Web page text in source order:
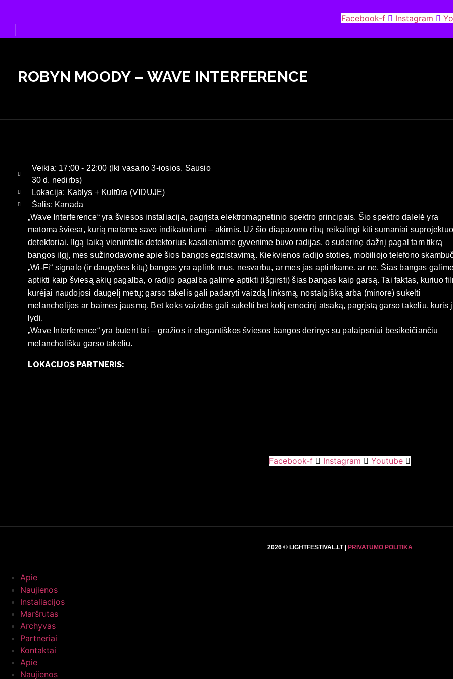
Facebook-f Instagram
ROBYN MOODY – WAVE INTERFERENCE
Veikia: 17:00 - 22:00 (Iki vasario 3-iosios. Sausio
30 d. nedirbs)
Lokacija: Kablys + Kultūra (VIDUJE)
Šalis: Kanada
„Wave Interference“ yra šviesos instaliacija, pagrįsta elektromagnetinio spektro principais. Šio spektro dalelė yra
matoma šviesa, kurią matome savo indikatoriumi – akimis. Už šio diapazono ribų reikalingi kiti sumaniai
detektoriai. Ilgą laiką vienintelis detektorius kasdieniame gyvenime buvo radijas, o suderinę dažnį pagal tam tikrą
bangos ilgį, mes sužinodavome apie šios bangos egzistavimą. Kiekvienos radijo stoties, mobiliojo telefono
„Wi-Fi“ signalo (ir daugybės kitų) bangos yra aplink mus, nesvarbu, ar mes jas aptinkame, ar ne. Šias bangas
aptikti kaip šviesą akių pagalba, o radijo pagalba galime aptikti (išgirsti) šias bangas kaip garsą. Tai faktas, kuriuo
kūrėjai naudojosi daugelį metų; garso takelis gali padaryti vaizdą linksmą, nostalgišką arba (minore) sukelti
melancholijos ar baimės jausmą. Bet koks vaizdas gali sukelti bet kokį emocinį atsaką, pagrįstą garso takeliu, kuris
lydi.
„Wave Interference“ yra būtent tai – gražios ir elegantiškos šviesos bangos derinys su palaipsniui besikeičiančiu
melancholišku garso takeliu.
LOKACIJOS PARTNERIS:
Facebook-f Instagram Youtube
2026 © LIGHTFESTIVAL.LT | PRIVATUMO POLITIKA
Apie
Naujienos
Instaliacijos
Maršrutas
Archyvas
Partneriai
Kontaktai
Apie
Naujienos